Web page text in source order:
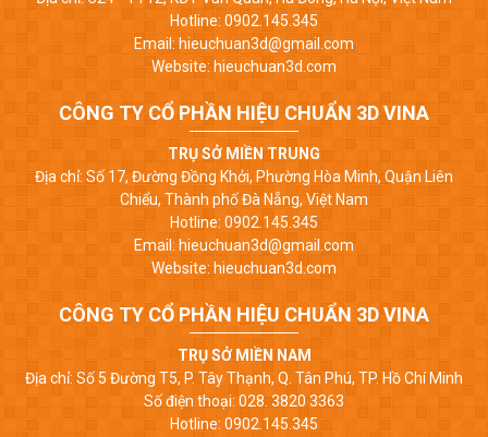
Hotline: 0902.145.345
Email: hieuchuan3d@gmail.com
Website: hieuchuan3d.com
CÔNG TY CỔ PHẦN HIỆU CHUẨN 3D VINA
TRỤ SỞ MIỀN TRUNG
Địa chỉ: Số 17, Đường Đồng Khởi, Phường Hòa Minh, Quận Liên
Chiểu, Thành phố Đà Nẵng, Việt Nam
Hotline: 0902.145.345
Email: hieuchuan3d@gmail.com
Website: hieuchuan3d.com
CÔNG TY CỔ PHẦN HIỆU CHUẨN 3D VINA
TRỤ SỞ MIỀN NAM
Địa chỉ: Số 5 Đường T5, P. Tây Thạnh, Q. Tân Phú, TP. Hồ Chí Minh
Số điện thoại: 028. 3820 3363
Hotline: 0902.145.345